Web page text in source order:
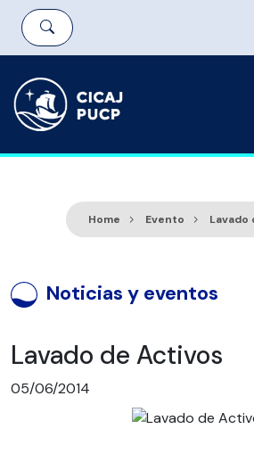
Home Evento Lavado
Noticias y eventos
Lavado de Activos
05/06/2014